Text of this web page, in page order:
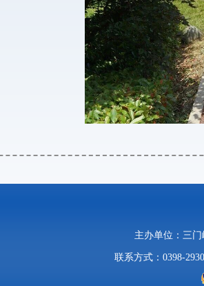
主办单位：三
联系方式：0398-